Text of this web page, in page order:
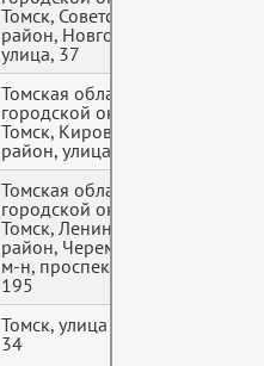
Томск, Советский
район, Новгородская
улица, 37
Томская область, Томск
городской округ,
Томск, Кировский
район, улица Усова, 37
Томская область, Томск
городской округ,
Томск, Ленинский
район, Черемошники
м-н, проспект Ленина,
195
Томск, улица Говорова,
34